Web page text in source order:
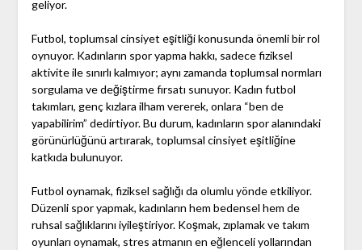
geliyor.
Futbol, toplumsal cinsiyet eşitliği konusunda önemli bir rol
oynuyor. Kadınların spor yapma hakkı, sadece fiziksel
aktivite ile sınırlı kalmıyor; aynı zamanda toplumsal normları
sorgulama ve değiştirme fırsatı sunuyor. Kadın futbol
takımları, genç kızlara ilham vererek, onlara “ben de
yapabilirim” dedirtiyor. Bu durum, kadınların spor alanındaki
görünürlüğünü artırarak, toplumsal cinsiyet eşitliğine
katkıda bulunuyor.
Futbol oynamak, fiziksel sağlığı da olumlu yönde etkiliyor.
Düzenli spor yapmak, kadınların hem bedensel hem de
ruhsal sağlıklarını iyileştiriyor. Koşmak, zıplamak ve takım
oyunları oynamak, stres atmanın en eğlenceli yollarından